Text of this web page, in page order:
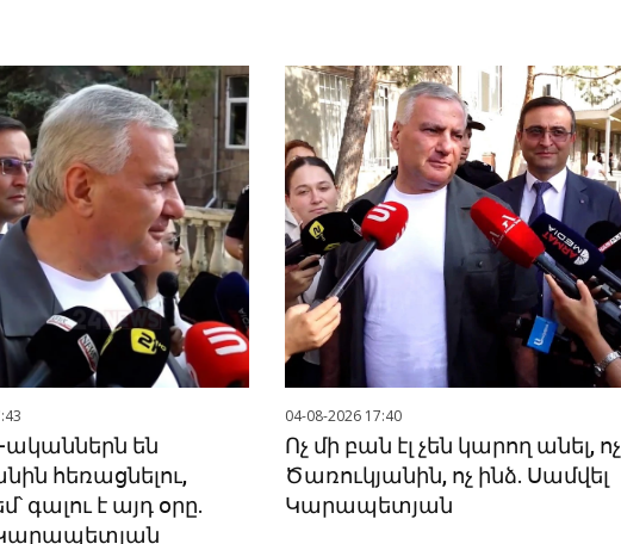
ականներն են
հեռացնելու,
գալու է այդ օրը.
04-08-2026 17:40
Ոչ մի բան էլ չեն կարող անել, ոչ
Ծառուկյանին, ոչ ինձ. Սամվել
Կարապետյան